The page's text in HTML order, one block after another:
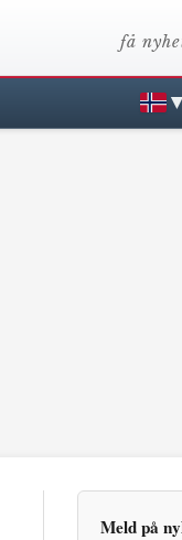
få
▼
Meld på